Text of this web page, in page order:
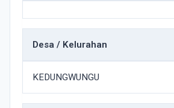
Desa / Kelurahan
KEDUNGWUNGU